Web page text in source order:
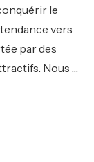
le
vers
par des
Nous …